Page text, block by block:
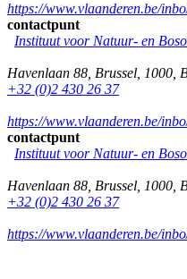
https://www.vlaanderen.be/
contactpunt
Instituut voor Natuur- en
Havenlaan 88 Brussel 1000
+32 (0)2 430 26 37
https://www.vlaanderen.be/
contactpunt
Instituut voor Natuur- en
Havenlaan 88 Brussel 1000
+32 (0)2 430 26 37
https://www.vlaanderen.be/